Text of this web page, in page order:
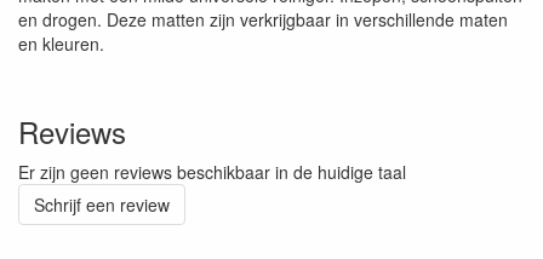
en drogen. Deze matten zijn verkrijgbaar in verschillende maten
en kleuren.
Reviews
Er zijn geen reviews beschikbaar in de huidige taal
Schrijf een review